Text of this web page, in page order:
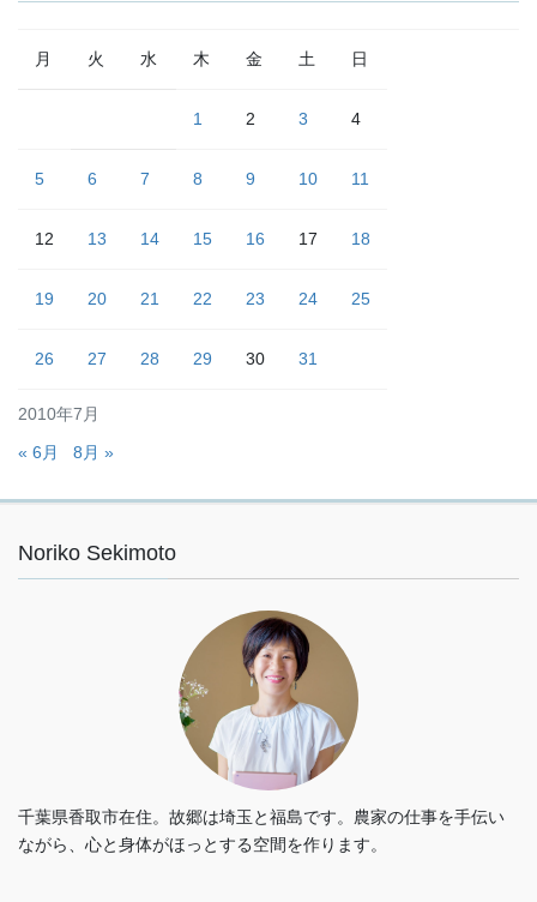
2010年7月
月 火 水 木 金 土 日
1 2 3 4
5 6 7 8 9 10 11
12 13 14 15 16 17 18
19 20 21 22 23 24 25
26 27 28 29 30 31
« 6月 8月 »
Noriko Sekimoto
千葉県香取市在住。故郷は埼玉と福島です。農家の仕事を手伝い
ながら、心と身体がほっとする空間を作ります。